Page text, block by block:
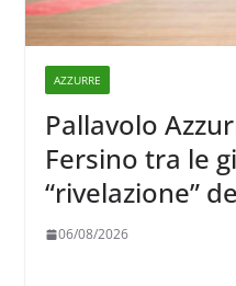
AZZURRE
Pallavolo
Fersino tra le
“rivelazione”
Volleyball World
06/08/2026